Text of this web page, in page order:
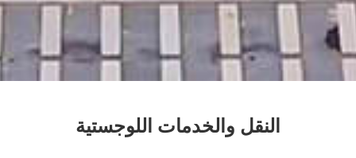
النقل والخدمات اللوجستية